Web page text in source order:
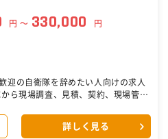
円 〜 330,000 円
迎の自衛隊を辞めたい人向けの求人
るごとリフォーム、小工事まで対応
詳しく見る